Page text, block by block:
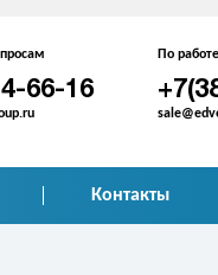
66-16
По
Контакты